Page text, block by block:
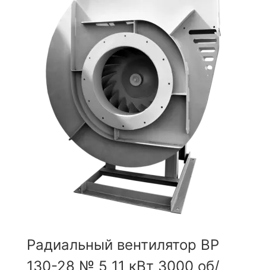
Радиальный вентилятор ВР
130-28 № 5 11 кВт 3000 об/